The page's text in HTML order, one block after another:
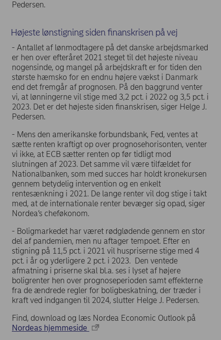
Pedersen.
Højeste lønstigning siden finanskrisen på vej
- Antallet af lønmodtagere på det danske arbejdsmarked
er hen over efteråret 2021 steget til det højeste niveau
nogensinde, og mangel på arbejdskraft er for tiden den
største hæmsko for en endnu højere vækst i Danmark
end det fremgår af prognosen. På den baggrund venter
vi, at lønningerne vil stige med 3,2 pct. i 2022 og 3,5 pct. i
2023. Det er det højeste siden finanskrisen, siger Helge J.
Pedersen.
- Mens den amerikanske forbundsbank, Fed, ventes at
sætte renten kraftigt op over prognosehorisonten, venter
vi ikke, at ECB sætter renten op før tidligt mod
slutningen af 2023. Det samme vil være tilfældet for
Nationalbanken, som med succes har holdt kronekursen
gennem betydelig intervention og en enkelt
rentesænkning i 2021. De lange renter vil dog stige i takt
med, at de internationale renter bevæger sig opad, siger
Nordea’s cheføkonom.
- Boligmarkedet har været rødglødende gennem en stor
del af pandemien, men nu aftager tempoet. Efter en
stigning på 11,5 pct. i 2021 vil huspriserne stige med 4
pct. i år og yderligere 2 pct. i 2023. Den ventede
afmatning i priserne skal bl.a. ses i lyset af højere
boligrenter hen over prognoseperioden samt effekterne
fra de ændrede regler for boligbeskatning, der træder i
kraft ved indgangen til 2024, slutter Helge J. Pedersen.
Find, download og læs Nordea Economic Outlook på
Nordeas hjemmeside